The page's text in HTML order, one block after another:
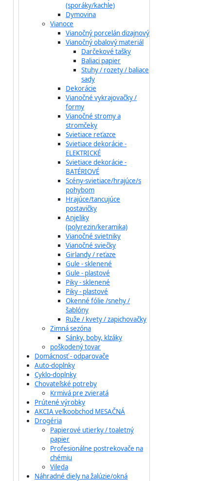
(sporáky/kachle)
Dymovina
Vianoce
Vianočný porcelán dizajnový
Vianočný obalový materiál
Darčekové tašky
Baliaci papier
Stuhy / rozety / baliace
sady
Dekorácie
Vianočné vykrajovačky /
formy
Vianočné stromy a
stromčeky
Svietiace reťazce
Svietiace dekorácie -
ELEKTRICKÉ
Svietiace dekorácie -
BATÉRIOVÉ
Scény-svietiace/hrajúce/s
pohybom
Hrajúce/tancujúce
postavičky
Anjeliky
(polyrezin/keramika)
Vianočné svietniky
Vianočné sviečky
Girlandy / reťaze
Gule - sklenené
Gule - plastové
Piky - sklenené
Piky - plastové
Okenné fólie /snehy /
šablóny
Ruže / kvety / zapichovačky
Zimná sezóna
Sánky, boby, klzáky
poškodený tovar
Domácnosť - odparovače
Auto-doplnky
Cyklo-doplnky
Chovateľské potreby
Krmivá pre zvieratá
Prútené výrobky
AKCIA veľkoobchod MESAČNÁ
Drogéria
Papierové utierky / toaletný
papier
Profesionálne postrekovače na
chémiu
Vileda
Náhradné diely na žalúzie/okná